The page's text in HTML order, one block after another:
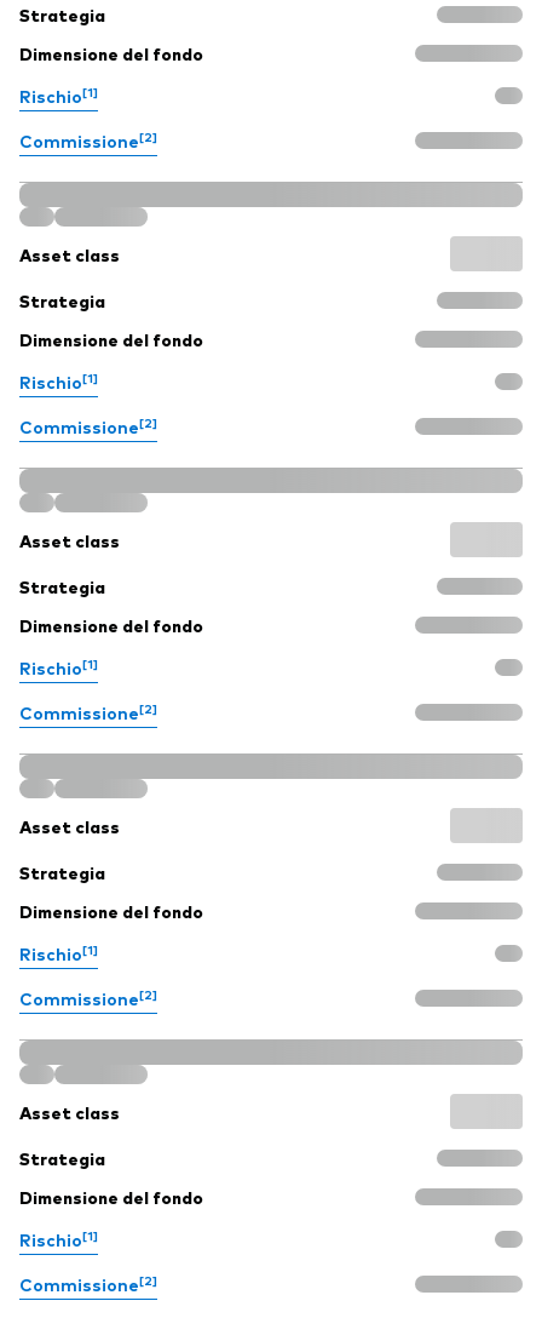
Strategia
Dimensione del fondo
Rischio[1]
Commissione[2]
Asset class
Strategia
Dimensione del fondo
Rischio[1]
Commissione[2]
Asset class
Strategia
Dimensione del fondo
Rischio[1]
Commissione[2]
Asset class
Strategia
Dimensione del fondo
Rischio[1]
Commissione[2]
Asset class
Strategia
Dimensione del fondo
Rischio[1]
Commissione[2]